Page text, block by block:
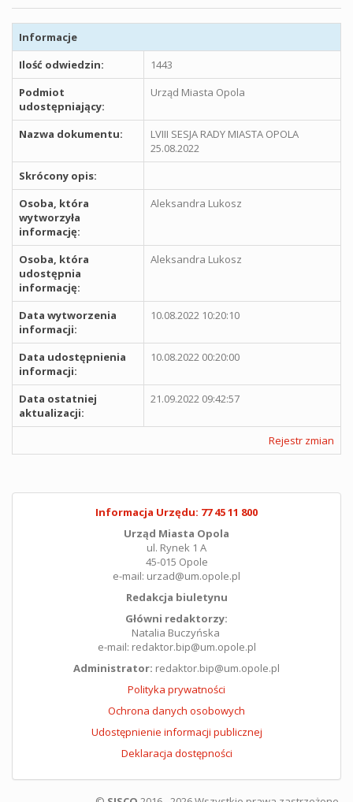
Informacje
Ilość odwiedzin:
1443
Podmiot
udostępniający:
Urząd Miasta Opola
Nazwa dokumentu:
LVIII SESJA RADY MIASTA OPOLA
25.08.2022
Skrócony opis:
Osoba, która
wytworzyła
informację:
Aleksandra Lukosz
Osoba, która
udostępnia
informację:
Aleksandra Lukosz
Data wytworzenia
informacji:
10.08.2022 10:20:10
Data udostępnienia
informacji:
10.08.2022 00:20:00
Data ostatniej
aktualizacji:
21.09.2022 09:42:57
Rejestr zmian
Informacja Urzędu: 77 45 11 800
Urząd Miasta Opola
ul. Rynek 1 A
45-015 Opole
e-mail: urzad@um.opole.pl
Redakcja biuletynu
Główni redaktorzy:
Natalia Buczyńska
e-mail: redaktor.bip@um.opole.pl
Administrator: redaktor.bip@um.opole.pl
Polityka prywatności
Ochrona danych osobowych
Udostępnienie informacji publicznej
Deklaracja dostępności